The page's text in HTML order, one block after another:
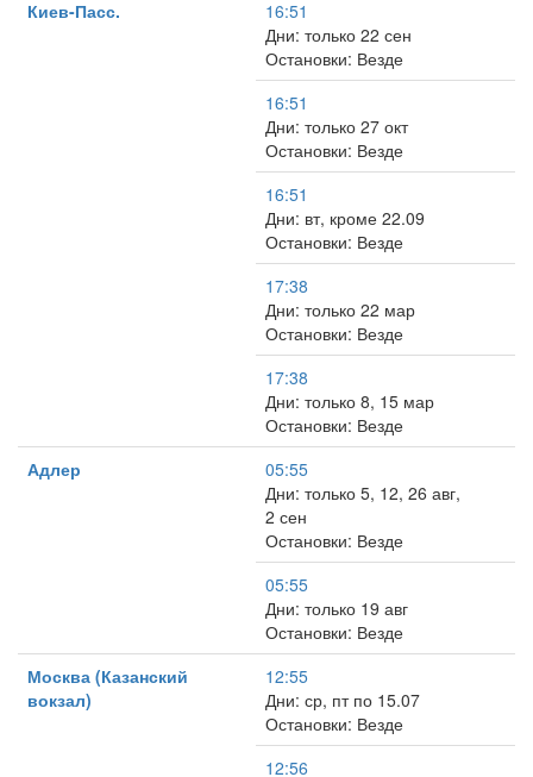
Киев-Пасс.
16:51
Дни: только 22 сен
Остановки: Везде
16:51
Дни: только 27 окт
Остановки: Везде
16:51
Дни: вт, кроме 22.09
Остановки: Везде
17:38
Дни: только 22 мар
Остановки: Везде
17:38
Дни: только 8, 15 мар
Остановки: Везде
Адлер
05:55
Дни: только 5, 12, 26 авг,
2 сен
Остановки: Везде
05:55
Дни: только 19 авг
Остановки: Везде
Москва (Казанский
вокзал)
12:55
Дни: ср, пт по 15.07
Остановки: Везде
12:56